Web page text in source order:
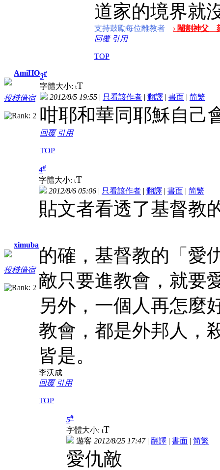
道家的境界就
支持鼓勵每位離教者
› 閹割神父
回覆 引用
TOP
AmiHO
投棧借宿
3#
字體大小: tT
2012/8/5 19:55 | 只看該作者 | 翻譯 | 書面 | 简繁
咁耶和華同耶穌自己
回覆 引用
TOP
ximuba
投棧借宿
4#
字體大小: tT
2012/8/6 05:06 | 只看該作者 | 翻譯 | 書面 | 简繁
貼文者看透了基督教
的確，基督教的「愛
敵只要進教會，就要
另外，一個人再怎麼
教會，都是外邦人，
皆是。
李沃成
回覆 引用
TOP
5#
字體大小: tT
遊客 2012/8/25 17:47| 翻譯 | 書面 | 简繁
愛仇敵